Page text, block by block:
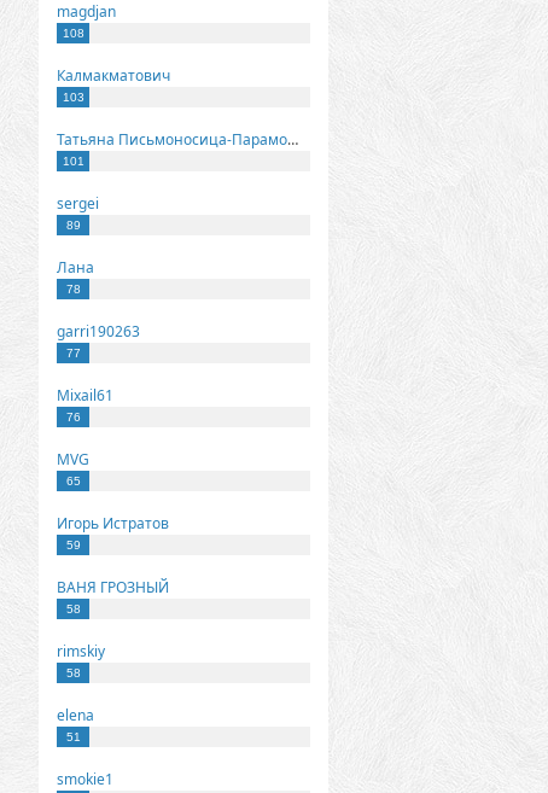
magdjan
108
Калмакматович
103
Татьяна Письмоносица-Парамонова
101
sergei
89
Лана
78
garri190263
77
Mixail61
76
MVG
65
Игорь Истратов
59
ВАНЯ ГРОЗНЫЙ
58
rimskiy
58
elena
51
smokie1